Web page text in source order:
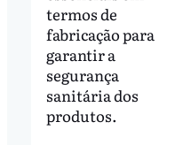
termos de
fabricação para
garantir a
segurança
sanitária dos
produtos.